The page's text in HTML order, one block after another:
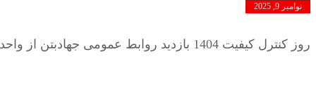
نوامبر 9, 2025
روز کنترل کیفیت 1404 بازدید روابط عمومی جهادبتن از واحد کنترل کیفیت به مناسبت این روز، تیم روابط عمومی جهاد بتن با ...